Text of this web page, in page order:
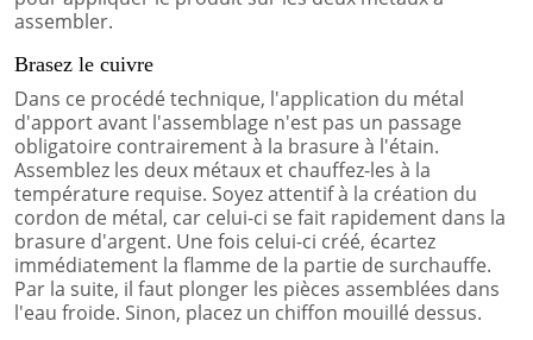
assembler.
Brasez le cuivre
Dans ce procédé technique, l'application du métal
d'apport avant l'assemblage n'est pas un passage
obligatoire contrairement à la brasure à l'étain.
Assemblez les deux métaux et chauffez-les à la
température requise. Soyez attentif à la création du
cordon de métal, car celui-ci se fait rapidement dans la
brasure d'argent. Une fois celui-ci créé, écartez
immédiatement la flamme de la partie de surchauffe.
Par la suite, il faut plonger les pièces assemblées dans
l'eau froide. Sinon, placez un chiffon mouillé dessus.